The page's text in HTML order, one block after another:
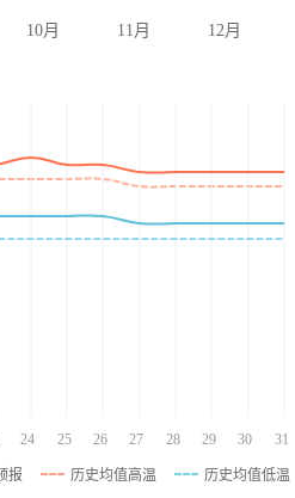
10月 11月 12月
24 25 26 27 28 29 30 31
报 历史均值高温 历史均值低温